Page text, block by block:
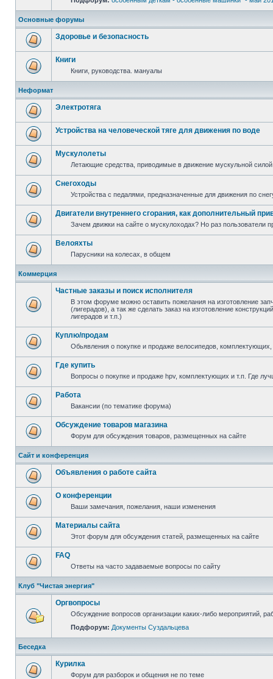
Основные форумы
Здоровье и безопасность
Книги
Книги, руководства. мануалы
Неформат
Электротяга
Устройства на человеческой тяге для движения по воде
Мускулолеты
Летающие средства, приводимые в движение мускульной силой
Снегоходы
Устройства с педалями, предназначенные для движения по
Двигатели внутреннего сгорания, как дополнительный
Зачем движки на сайте о мускулоходах? Но раз пользователи
Велояхты
Парусники на колесах, в общем
Коммерция
Частные заказы и поиск исполнителя
В этом форуме можно оставить пожелания на изготовление
(лигерадов), а так же сделать заказ на изготовление
лигерадов и т.п.)
Куплю/продам
Обьявления о покупке и продаже велосипедов,
Где купить
Вопросы о покупке и продаже hpv, комплектующих и т.п. Где
Работа
Вакансии (по тематике форума)
Обсуждение товаров магазина
Форум для обсуждения товаров, размещенных на сайте
Сайт и конференция
Объявления о работе сайта
О конференции
Ваши замечания, пожелания, наши изменения
Материалы сайта
Этот форум для обсуждения статей, размещенных на сайте
FAQ
Ответы на часто задаваемые вопросы по сайту
Клуб "Чистая энергия"
Оргвопросы
Обсуждение вопросов организации каких-либо мероприятий,
Подфорум: Документы Суздальцева
Беседка
Курилка
Форум для разборок и общения не по теме